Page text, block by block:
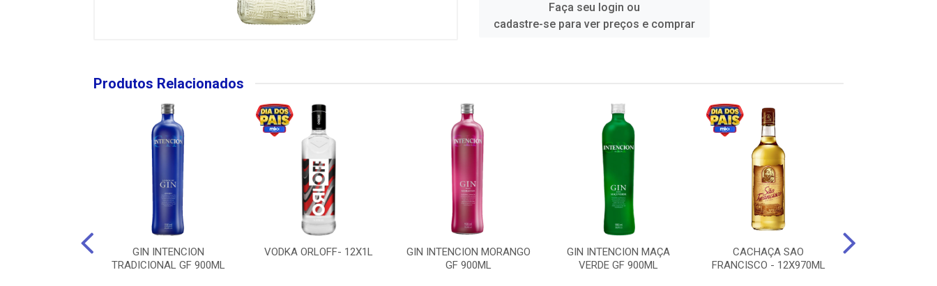
Faça seu login ou
cadastre-se para ver preços e comprar
Produtos Relacionados
GIN INTENCION
TRADICIONAL GF 900ML
VODKA ORLOFF- 12X1L
GIN INTENCION MORANGO
GF 900ML
GIN INTENCION MAÇA
VERDE GF 900ML
CACHAÇA SAO
FRANCISCO - 12X970ML